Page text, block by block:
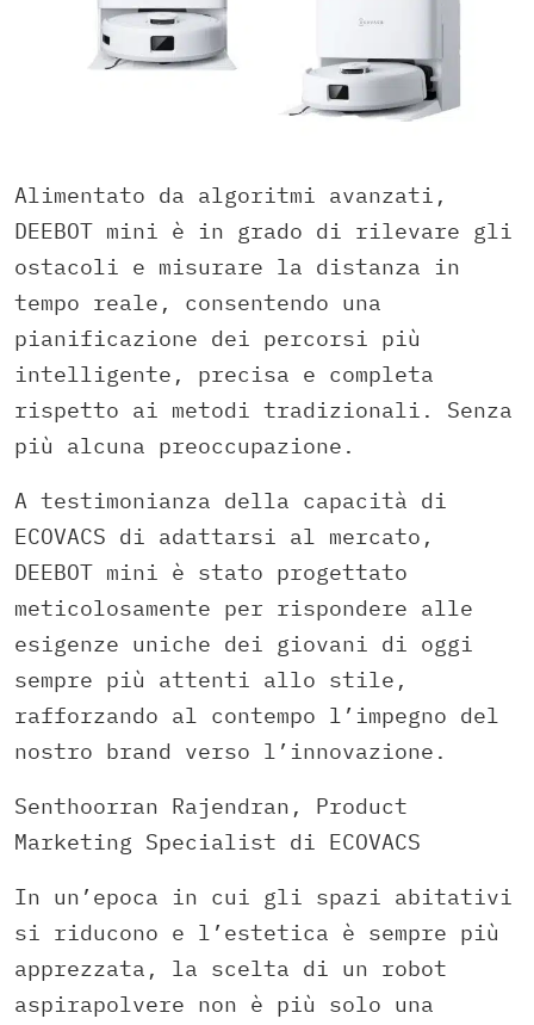
Alimentato da algoritmi avanzati,
DEEBOT mini è in grado di rilevare gli
ostacoli e misurare la distanza in
tempo reale, consentendo una
pianificazione dei percorsi più
intelligente, precisa e completa
rispetto ai metodi tradizionali. Senza
più alcuna preoccupazione.
A testimonianza della capacità di
ECOVACS di adattarsi al mercato,
DEEBOT mini è stato progettato
meticolosamente per rispondere alle
esigenze uniche dei giovani di oggi
sempre più attenti allo stile,
rafforzando al contempo l’impegno del
nostro brand verso l’innovazione.
Senthoorran Rajendran, Product
Marketing Specialist di ECOVACS
In un’epoca in cui gli spazi abitativi
si riducono e l’estetica è sempre più
apprezzata, la scelta di un robot
aspirapolvere non è più solo una